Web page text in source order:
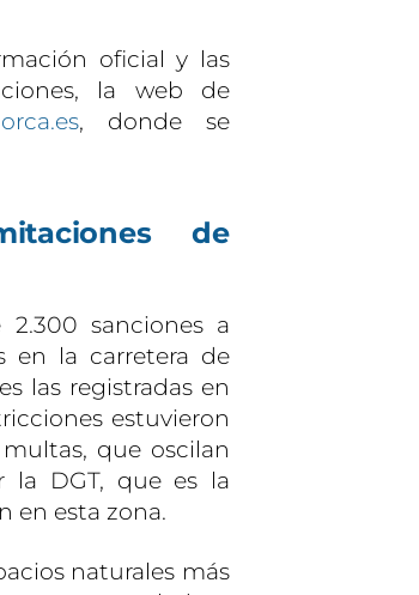
oficial y las
la web de
, donde se
de
sanciones a
en la carretera de
las registradas en
estuvieron
que oscilan
la DGT, que es la
en esta zona.
naturales más